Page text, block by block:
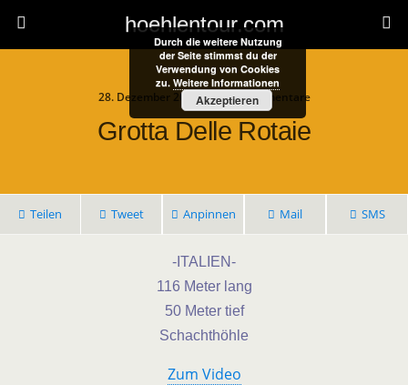
hoehlentour.com
28. Dezember 2025 • Keine Kommentare
Grotta Delle Rotaie
Teilen Tweet Anpinnen Mail SMS
-ITALIEN-
116 Meter lang
50 Meter tief
Schachthöhle
Zum Video
Durch die weitere Nutzung
der Seite stimmst du der
Verwendung von Cookies
zu. Weitere Informationen
Akzeptieren